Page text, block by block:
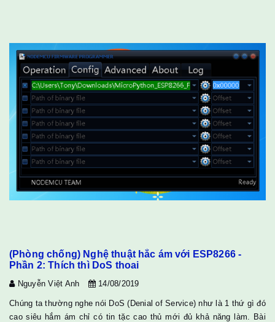
(Phòng chống) Nghệ thuật hắc ám với ESP8266 -
Phần 2: Thích thì DoS thoai
Nguyễn Việt Anh 14/08/2019
Chúng ta thường nghe nói DoS (Denial of Service) như là 1 thứ gì đó
cao siêu hắm ám chỉ có tin tặc cao thủ mới đủ khả năng làm. Bài